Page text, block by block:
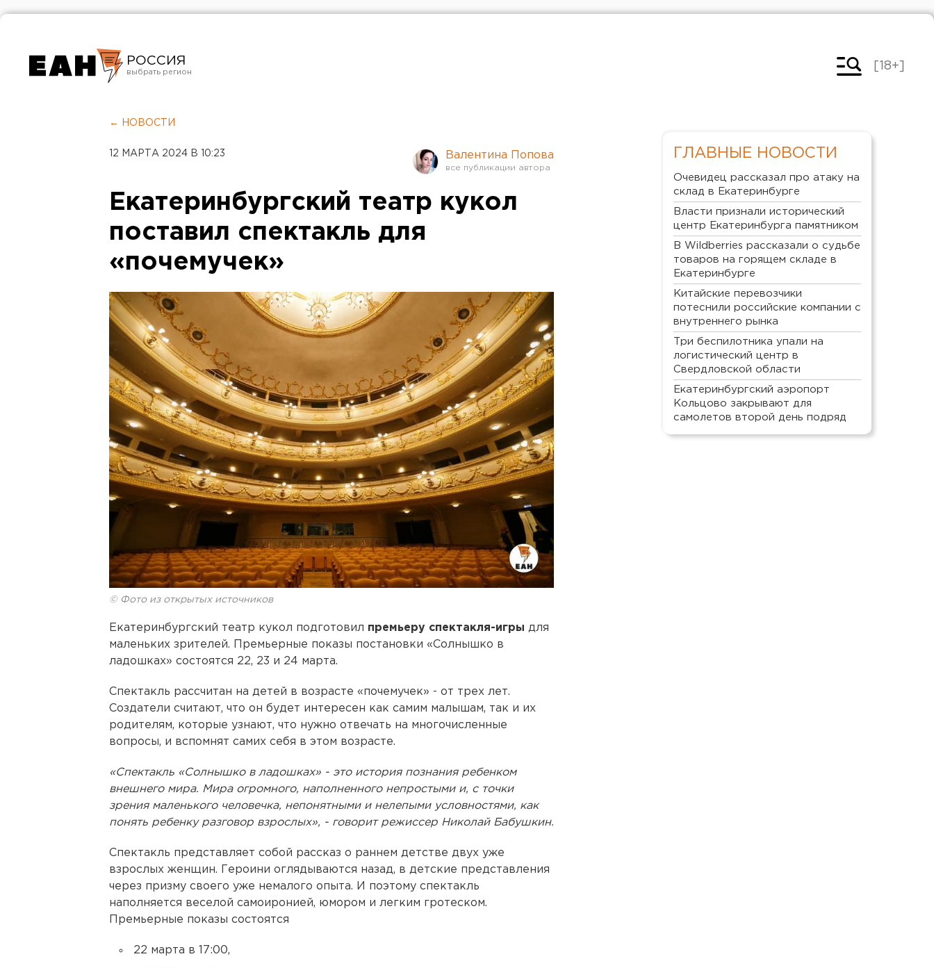
РОССИЯ
Челябинск
[18+]
← НОВОСТИ
12 МАРТА 2024 В 10:23 Валентина Попова
Екатеринбургский театр кукол
поставил спектакль для
«почемучек»
© Фото из открытых источников
Екатеринбургский театр кукол подготовил премьеру спектакля-игры для
маленьких зрителей. Премьерные показы постановки «Солнышко в
ладошках» состоятся 22, 23 и 24 марта.
Спектакль рассчитан на детей в возрасте «почемучек» - от трех лет.
Создатели считают, что он будет интересен как самим малышам, так и их
родителям, которые узнают, что нужно отвечать на многочисленные
вопросы, и вспомнят самих себя в этом возрасте.
«Спектакль «Солнышко в ладошках» - это история познания ребенком
внешнего мира. Мира огромного, наполненного непростыми и, с точки
зрения маленького человечка, непонятными и нелепыми условностями, как
понять ребенку разговор взрослых», - говорит режиссер Николай Бабушкин.
Спектакль представляет собой рассказ о раннем детстве двух уже
взрослых женщин. Героини оглядываются назад, в детские представления
через призму своего уже немалого опыта. И поэтому спектакль
наполняется веселой самоиронией, юмором и легким гротеском.
Премьерные показы состоятся
22 марта в 17:00,
ГЛАВНЫЕ НОВОСТИ
Очевидец рассказал про атаку на
склад в Екатеринбурге
Власти признали исторический
центр Екатеринбурга памятником
В Wildberries рассказали о судьбе
товаров на горящем складе в
Екатеринбурге
Китайские перевозчики
потеснили российские компании с
внутреннего рынка
Три беспилотника упали на
логистический центр в
Свердловской области
Екатеринбургский аэропорт
Кольцово закрывают для
самолетов второй день подряд